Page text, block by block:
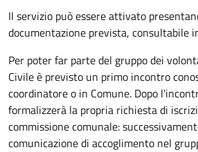
Il servizio può essere attivato
documentazione prevista, consultabile
Per poter far parte del gruppo dei
Civile è previsto un primo incontro
coordinatore o in Comune. Dopo
formalizzerà la propria richiesta di
commissione comunale:
comunicazione di accoglimento nel